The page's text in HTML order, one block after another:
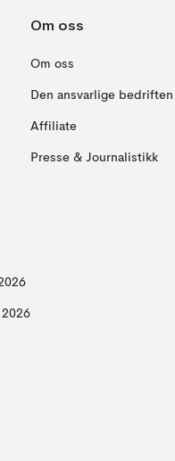
Om oss
Om oss
Den ansvarlige bedriften
Affiliate
Presse & Journalistikk